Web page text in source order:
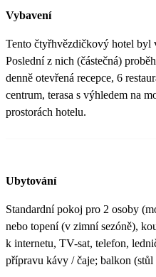
Vybavení
Tento čtyřhvězdičkový hotel byl
Poslední z nich (částečná)
denně otevřená recepce, 6
centrum, terasa s výhledem na
prostorách hotelu.
Ubytování
Standardní pokoj pro 2 osoby
nebo topení (v zimní sezóně),
k internetu, TV-sat, telefon,
přípravu kávy / čaje; balkon